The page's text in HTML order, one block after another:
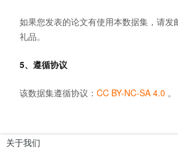
如果您发表的论文有使用本数据集，请发
礼品。
5、遵循协议
该数据集遵循协议： CC BY-NC-SA 4.0 。
关于我们